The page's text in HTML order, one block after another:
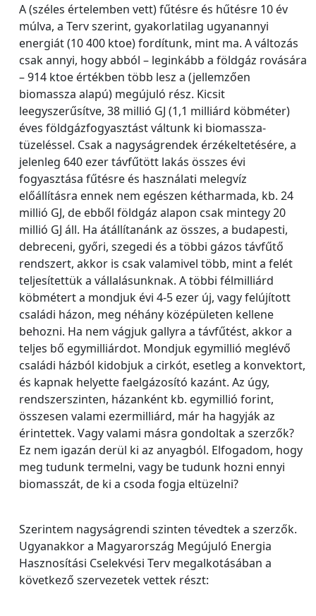
A (széles értelemben vett) fűtésre és hűtésre 10 év
múlva, a Terv szerint, gyakorlatilag ugyanannyi
energiát (10 400 ktoe) fordítunk, mint ma. A változás
csak annyi, hogy abból – leginkább a földgáz rovására
– 914 ktoe értékben több lesz a (jellemzően
biomassza alapú) megújuló rész. Kicsit
leegyszerűsítve, 38 millió GJ (1,1 milliárd köbméter)
éves földgázfogyasztást váltunk ki biomassza-
tüzeléssel. Csak a nagyságrendek érzékeltetésére, a
jelenleg 640 ezer távfűtött lakás összes évi
fogyasztása fűtésre és használati melegvíz
előállításra ennek nem egészen kétharmada, kb. 24
millió GJ, de ebből földgáz alapon csak mintegy 20
millió GJ áll. Ha átállítanánk az összes, a budapesti,
debreceni, győri, szegedi és a többi gázos távfűtő
rendszert, akkor is csak valamivel több, mint a felét
teljesítettük a vállalásunknak. A többi félmilliárd
köbmétert a mondjuk évi 4-5 ezer új, vagy felújított
családi házon, meg néhány középületen kellene
behozni. Ha nem vágjuk gallyra a távfűtést, akkor a
teljes bő egymilliárdot. Mondjuk egymillió meglévő
családi házból kidobjuk a cirkót, esetleg a konvektort,
és kapnak helyette faelgázosító kazánt. Az úgy,
rendszerszinten, házanként kb. egymillió forint,
összesen valami ezermilliárd, már ha hagyják az
érintettek. Vagy valami másra gondoltak a szerzők?
Ez nem igazán derül ki az anyagból. Elfogadom, hogy
meg tudunk termelni, vagy be tudunk hozni ennyi
biomasszát, de ki a csoda fogja eltüzelni?
Szerintem nagyságrendi szinten tévedtek a szerzők.
Ugyanakkor a Magyarország Megújuló Energia
Hasznosítási Cselekvési Terv megalkotásában a
következő szervezetek vettek részt: